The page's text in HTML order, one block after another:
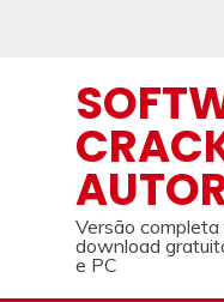
Versão
download
e PC